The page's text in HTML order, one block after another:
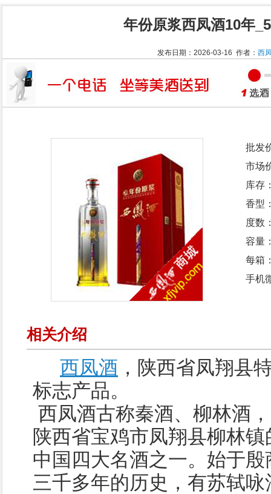
年份原浆西凤酒10年
发布日期：2026-03-16 作者： 西
批发
市场
库存
香型
度数
容量
每箱
手机
相关介绍
西凤酒 ，陕西省凤翔县
标志产品。
西凤酒古称秦酒、柳林酒
陕西省宝鸡市凤翔县柳林
中国四大名酒之一。始于
三千多年的历史，有苏轼